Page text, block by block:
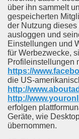
über ihn sammelt
gespeicherten
der Nutzung
ausloggen und
Einstellungen und
für Werbezwecke,
Profileinstellungen
https://
die US-
http://
http://
erfolgen
Geräte, wie
übernommen.